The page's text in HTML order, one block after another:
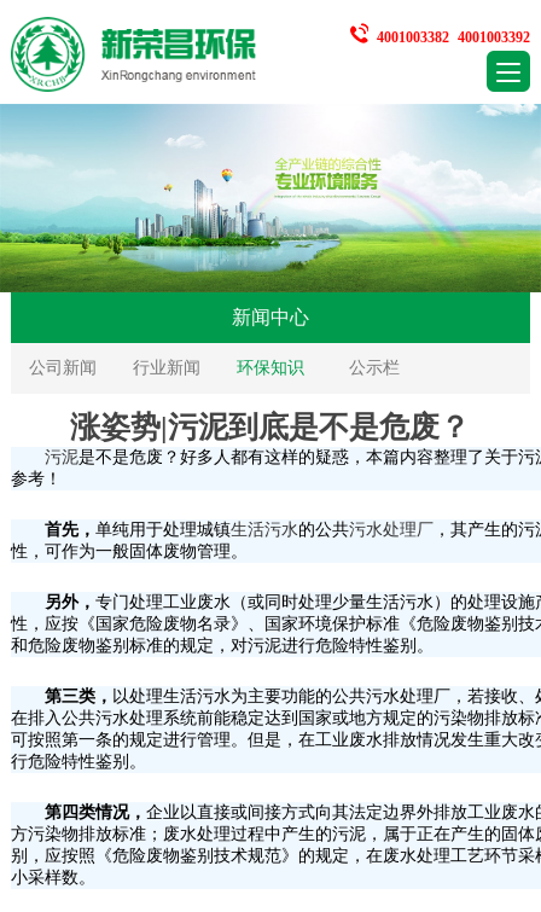
4001003382 4001003392
新闻中心
公司新闻 行业新闻 环保知识 公示栏
涨姿势|污泥到底是不是危废？
污泥是不是危废？好多人都有这样的疑惑，本篇内容整理了关于
参考！
首先， 单纯用于处理城镇生活污水的公共污水处理厂，其产生的污
性，可作为一般固体废物管理。
另外， 专门处理工业废水（或同时处理少量生活污水）的处理设
性，应按《国家危险废物名录》、国家环境保护标准《危险废物鉴别
和危险废物鉴别标准的规定，对污泥进行危险特性鉴别。
第三类， 以处理生活污水为主要功能的公共污水处理厂，若接收
在排入公共污水处理系统前能稳定达到国家或地方规定的污染物排放
可按照第一条的规定进行管理。但是，在工业废水排放情况发生重大
行危险特性鉴别。
第四类情况， 企业以直接或间接方式向其法定边界外排放工业废
方污染物排放标准；废水处理过程中产生的污泥，属于正在产生的固
别，应按照《危险废物鉴别技术规范》的规定，在废水处理工艺环节
小采样数。